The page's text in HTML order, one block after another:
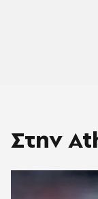
Στην